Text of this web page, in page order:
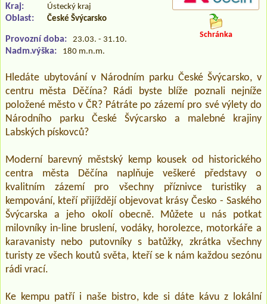
Kraj: Ústecký kraj
Oblast: České Švýcarsko
Provozní doba: 23.03. - 31.10.
Nadm.výška: 180 m.n.m.
Schránka
Hledáte ubytování v Národním parku České Švýcarsko, v
centru města Děčína? Rádi byste blíže poznali nejníže
položené město v ČR? Pátráte po zázemí pro své výlety do
Národního parku České Švýcarsko a malebné krajiny
Labských pískovců?
Moderní barevný městský kemp kousek od historického
centra města Děčína naplňuje veškeré představy o
kvalitním zázemí pro všechny příznivce turistiky a
kempování, kteří přijíždějí objevovat krásy Česko - Saského
Švýcarska a jeho okolí obecně. Můžete u nás potkat
milovníky in-line bruslení, vodáky, horolezce, motorkáře a
karavanisty nebo putovníky s batůžky, zkrátka všechny
turisty ze všech koutů světa, kteří se k nám každou sezónu
rádi vrací.
Ke kempu patří i naše bistro, kde si dáte kávu z lokální